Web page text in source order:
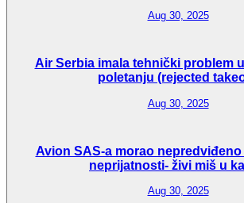
Aug 30, 2025
Air Serbia imala tehnički problem
poletanju (rejected
Aug 30, 2025
Avion SAS-a morao
neprijatnosti- živi miš u
Aug 30, 2025